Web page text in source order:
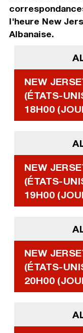
l'heure New
Albanaise.
NEW
(ÉTATS-
18H00
NEW
(ÉTATS-
19H00
NEW
(ÉTATS-
20H00